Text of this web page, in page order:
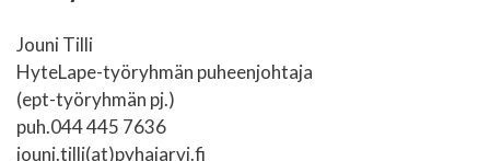
Jouni Tilli
HyteLape-työryhmän puheenjohtaja
(ept-työryhmän pj.)
puh.044 445 7636
jouni.tilli(at)pyhajarvi.fi